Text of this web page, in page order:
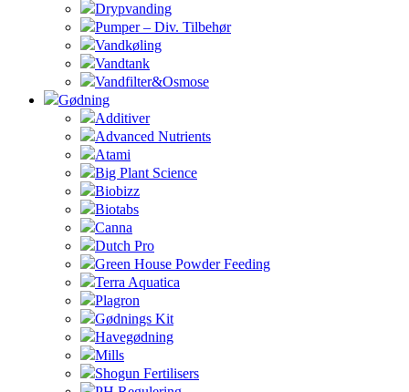
Drypvanding
Pumper – Div. Tilbehør
Vandkøling
Vandtank
Vandfilter&Osmose
Gødning
Additiver
Advanced Nutrients
Atami
Big Plant Science
Biobizz
Biotabs
Canna
Dutch Pro
Green House Powder Feeding
Terra Aquatica
Plagron
Gødnings Kit
Havegødning
Mills
Shogun Fertilisers